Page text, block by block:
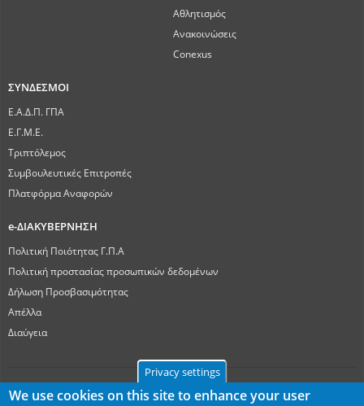
Αθλητισμός
Ανακοινώσεις
Conexus
ΣΥΝΔΕΣΜΟΙ
Ε.Α.Δ.Π. ΓΠΑ
Ε.Γ.Μ.Ε.
Τριπτόλεμος
Συμβουλευτικές Επιτροπές
Πλατφόρμα Αναφορών
e-ΔΙΑΚΥΒΕΡΝΗΣΗ
Πολιτική Ποιότητας Γ.Π.Α
Πολιτική προστασίας προσωπικών δεδομένων
Δήλωση Προσβασιμότητας
Απέλλα
Διαύγεια
Privacy settings
We use cookies on this site to enhance your user